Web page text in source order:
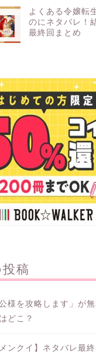
よくある令嬢転
のにネタバレ！
最終回まとめ
稿
公様を攻略します」が
どこ？
ンクイ】ネタバレ最